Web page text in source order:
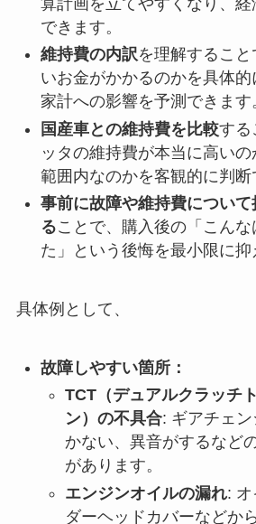
できます。
維持費の内訳を理解すること
いお金がかかるのかを具体的
家計への影響を予測できます
国産車との維持費を比較する
ッタの維持費が本当に高い
範囲内なのかを客観的に判断
事前に故障や維持費につい
ることで、購入後の「こん
た」という後悔を最小限に抑
具体例として、
故障しやすい箇所：
TCT（デュアルクラッチ
ン）の不具合: ギアチェ
かない、異音がするなど
があります。
エンジンオイルの漏れ: オ
ダーヘッドカバーなどか